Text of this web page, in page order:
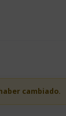
cambiado.